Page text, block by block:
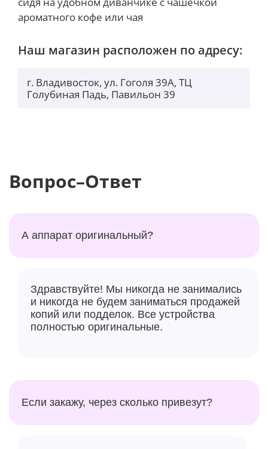
ароматного кофе или чая
Наш магазин расположен по адресу:
г. Владивосток, ул. Гоголя 39А, ТЦ
Голубиная Падь, Павильон 39
Вопрос–Ответ
А аппарат оригинальный?
Здравствуйте! Мы никогда не занимались
и никогда не будем заниматься продажей
копий или подделок. Все устройства
полностью оригинальные.
Если закажу, через сколько привезут?